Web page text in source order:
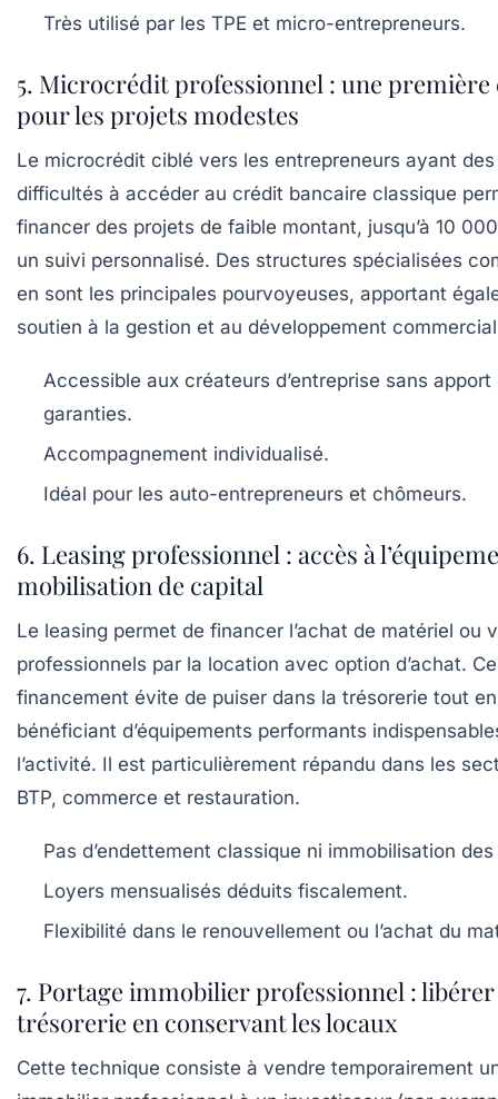
Très utilisé par les TPE et micro-entrepreneurs.
5. Microcrédit professionnel : une première
pour les projets modestes
Le microcrédit ciblé vers les entrepreneurs ayant des
difficultés à accéder au crédit bancaire classique
financer des projets de faible montant, jusqu’à 10
un suivi personnalisé. Des structures spécialisées
en sont les principales pourvoyeuses, apportant
soutien à la gestion et au développement
Accessible aux créateurs d’entreprise sans apport
garanties.
Accompagnement individualisé.
Idéal pour les auto-entrepreneurs et chômeurs.
6. Leasing professionnel : accès à
mobilisation de capital
Le leasing permet de financer l’achat de matériel ou
professionnels par la location avec option d’achat.
financement évite de puiser dans la trésorerie tout en
bénéficiant d’équipements performants
l’activité. Il est particulièrement répandu dans les
BTP, commerce et restauration.
Pas d’endettement classique ni immobilisation
Loyers mensualisés déduits fiscalement.
Flexibilité dans le renouvellement ou l’achat du
7. Portage immobilier professionnel :
trésorerie en conservant les locaux
Cette technique consiste à vendre temporairement